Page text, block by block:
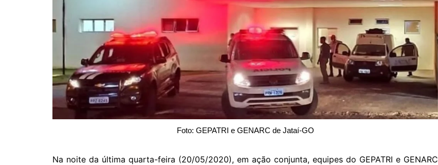
Foto: GEPATRI e GENARC de Jataí-GO
Na noite da última quarta-feira (20/05/2020), em ação conjunta, equipes do GEPATRI e GENARC